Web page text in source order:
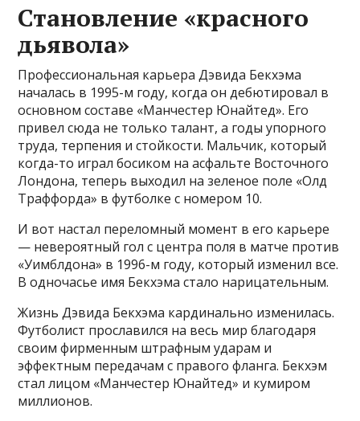
Становление «красного
дьявола»
Профессиональная карьера Дэвида Бекхэма
началась в 1995-м году, когда он дебютировал в
основном составе «Манчестер Юнайтед». Его
привел сюда не только талант, а годы упорного
труда, терпения и стойкости. Мальчик, который
когда-то играл босиком на асфальте Восточного
Лондона, теперь выходил на зеленое поле «Олд
Траффорда» в футболке с номером 10.
И вот настал переломный момент в его карьере
— невероятный гол с центра поля в матче против
«Уимблдона» в 1996-м году, который изменил все.
В одночасье имя Бекхэма стало нарицательным.
Жизнь Дэвида Бекхэма кардинально изменилась.
Футболист прославился на весь мир благодаря
своим фирменным штрафным ударам и
эффектным передачам с правого фланга. Бекхэм
стал лицом «Манчестер Юнайтед» и кумиром
миллионов.